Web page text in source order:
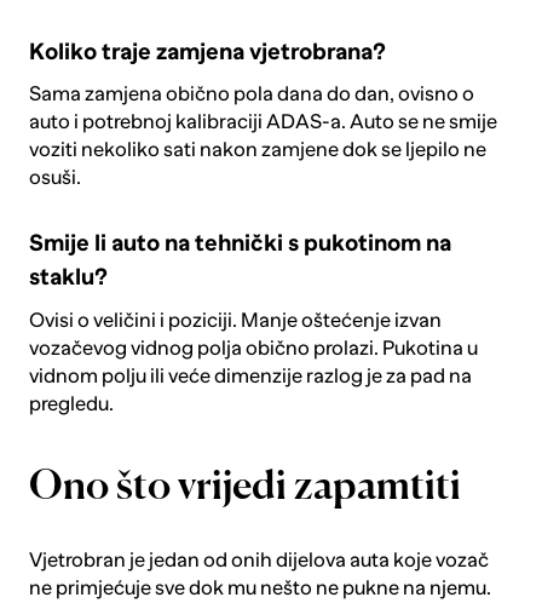
Koliko traje zamjena vjetrobrana?
Sama zamjena obično pola dana do dan, ovisno o
auto i potrebnoj kalibraciji ADAS-a. Auto se ne smije
voziti nekoliko sati nakon zamjene dok se ljepilo ne
osuši.
Smije li auto na tehnički s pukotinom na
staklu?
Ovisi o veličini i poziciji. Manje oštećenje izvan
vozačevog vidnog polja obično prolazi. Pukotina u
vidnom polju ili veće dimenzije razlog je za pad na
pregledu.
Ono što vrijedi zapamtiti
Vjetrobran je jedan od onih dijelova auta koje vozač
ne primjećuje sve dok mu nešto ne pukne na njemu.